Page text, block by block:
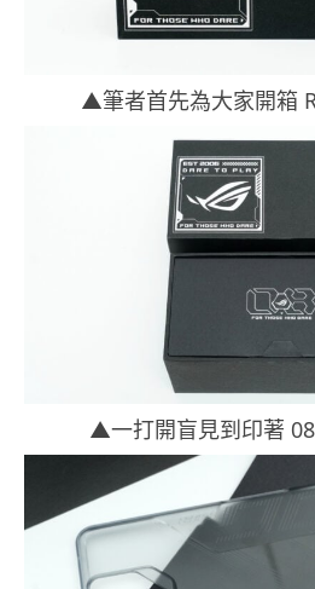
▲筆者首先為大家開箱
▲一打開盲見到印著